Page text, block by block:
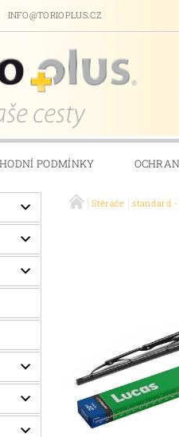
INFO@TORIOPLUS.CZ
PODMÍNKY
NAPIŠTE NÁM Stěrače standard -